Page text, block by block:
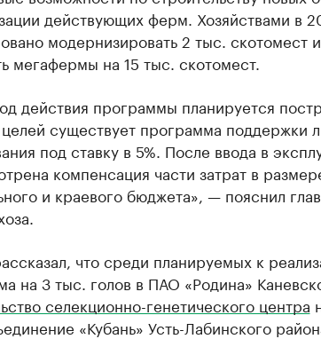
действующих ферм. Хозяйствами в
модернизировать 2 тыс. скотомест
мегафермы на 15 тыс. скотомест.
действия программы планируется
существует программа поддержки
под ставку в 5%. После ввода в
компенсация части затрат в
и краевого бюджета», — пояснил
что среди планируемых к
на 3 тыс. голов в ПАО «Родина»
селекционно-генетического центра
«Кубань» Усть-Лабинского